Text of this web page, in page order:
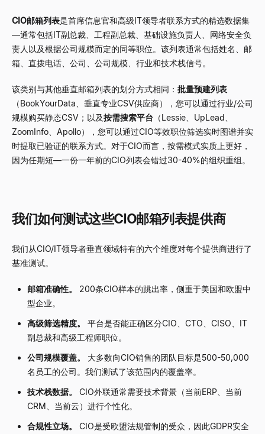
CIO邮箱列表是首席信息官和高级IT领导者联系方式的精选数据集
—通常包括IT副总裁、工程副总裁、基础设施负责人、网络安全负
责人以及根据公司规模而定的同等职位。该列表通常包括姓名、邮
箱、直拨电话、公司、公司规模、行业和技术栈信号。
该类别与其他垂直邮箱列表的划分方式相同： 批量预建列表
（BookYourData、垂直专业CSV供应商），您可以通过行业/公司
规模购买静态CSV；以及按需搜索平台 （Lessie、UpLead、
ZoomInfo、Apollo），您可以通过CIO等效职位筛选实时图谱并实
时提取已验证的联系方式。对于CIO而言，按需模式实质上更好，
因为任期短—一份一年前的CIO列表会错过30-40%的组织重组。
我们如何测试这些CIO邮箱列表提供商
我们从CIO/IT领导者垂直领域特有的六个维度对每个提供商进行了
基准测试。
邮箱准确性。
200条CIO样本的跳出率，侧重于美国和欧盟中
型企业。
高级筛选精度。
平台是否能正确区分CIO、CTO、CISO、IT
副总裁和高级工程师职位。
公司规模覆盖。
大多数向CIO销售的团队目标是500-50,000
名员工的公司。我们测试了该范围内的覆盖率。
技术栈数据。
CIO外联通常需要技术背景（当前ERP、当前
CRM、当前云）进行个性化。
合规性立场。
CIO是受欧盟法规管制的受众，因此GDPR安全